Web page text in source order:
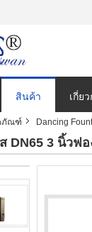
สินค้า เกี่ย
ภัณฑ์ Dancing
DN65 3 นิ้วฟ